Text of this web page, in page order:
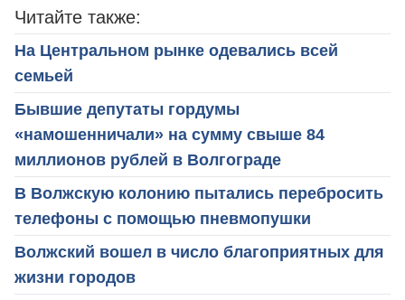
Читайте также:
На Центральном рынке одевались всей
семьей
Бывшие депутаты гордумы
«намошенничали» на сумму свыше 84
миллионов рублей в Волгограде
В Волжскую колонию пытались перебросить
телефоны с помощью пневмопушки
Волжский вошел в число благоприятных для
жизни городов